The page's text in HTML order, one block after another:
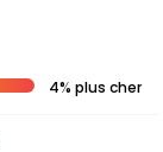
4% plus cher